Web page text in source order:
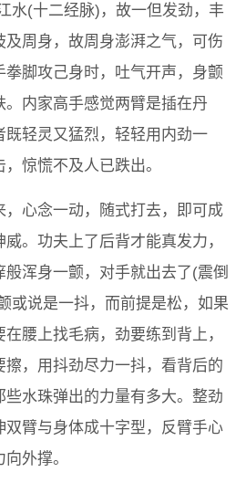
水(十二经脉)，故一但发劲，丰
周身，故周身澎湃之气，可伤
拳脚攻己身时，吐气开声，身颤
内家高手感觉两臂是插在丹
既轻灵又猛烈，轻轻用内劲一
惊慌不及人已跌出。
，心念一动，随式打去，即可成
。功夫上了后背才能真发力，
浑身一颤，对手就出去了(震倒
或说是一抖，而前提是松，如果
腰上找毛病，劲要练到背上，
，用抖劲尽力一抖，看背后的
些水珠弹出的力量有多大。整劲
臂与身体成十字型，反臂手心
外撑。